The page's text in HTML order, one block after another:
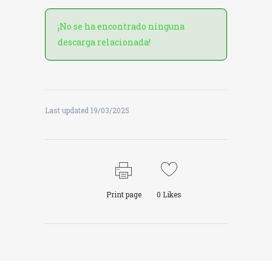
¡No se ha encontrado ninguna
descarga relacionada!
Last updated 19/03/2025
Print page 0 Likes